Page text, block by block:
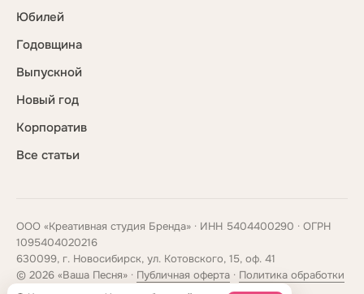
Юбилей
Годовщина
Выпускной
Новый год
Корпоратив
Все статьи
ООО «Креативная студия Бренда» · ИНН 5404400290 · ОГРН
1095404020216
630099, г. Новосибирск, ул. Котовского, 15, оф. 41
© 2026 «Ваша Песня» · Публичная оферта · Политика обработки
данных